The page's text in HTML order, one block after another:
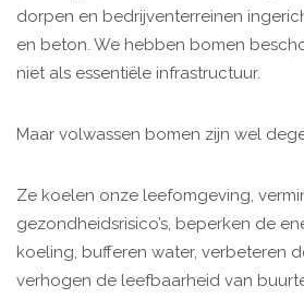
dorpen en bedrijventerreinen
en beton. We hebben bomen
niet als essentiële infrastructuur.
Maar volwassen bomen zijn wel
Ze koelen onze leefomgeving,
gezondheidsrisico’s, beperken de
koeling, bufferen water, verbeteren
verhogen de leefbaarheid van